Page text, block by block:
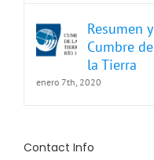
Resumen
Cumbre
la Tierra
enero 7th, 2020
Contact Info